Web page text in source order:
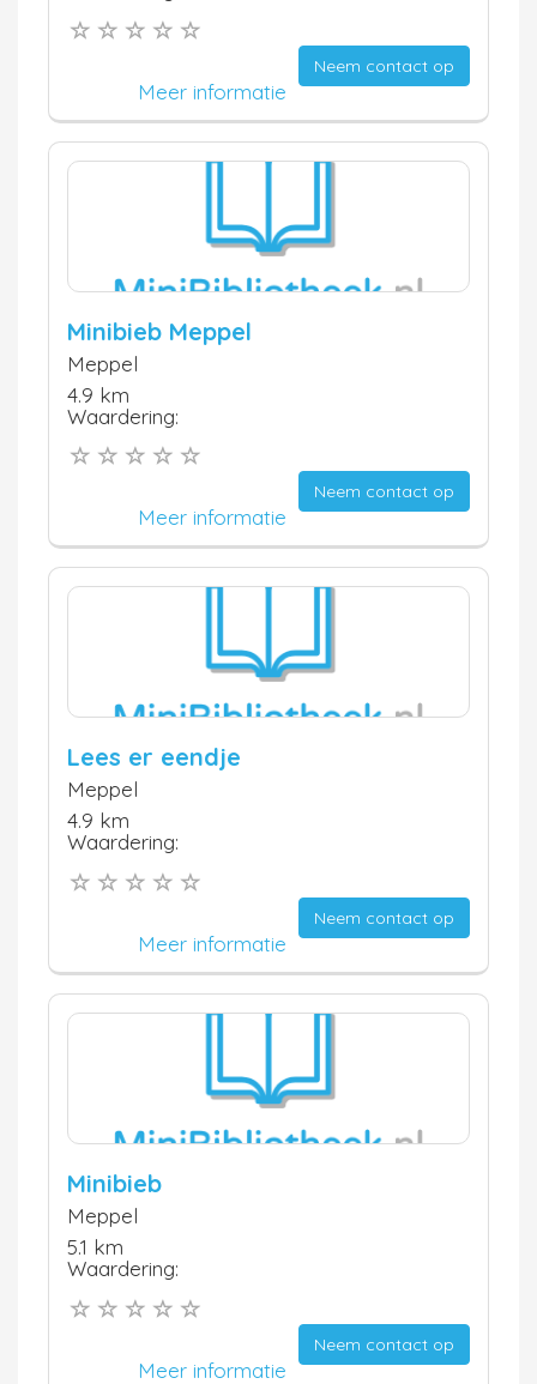
Neem contact op
Meer informatie
Minibieb Meppel
Meppel
4.9 km
Waardering:
Neem contact op
Meer informatie
Lees er eendje
Meppel
4.9 km
Waardering:
Neem contact op
Meer informatie
Minibieb
Meppel
5.1 km
Waardering:
Neem contact op
Meer informatie